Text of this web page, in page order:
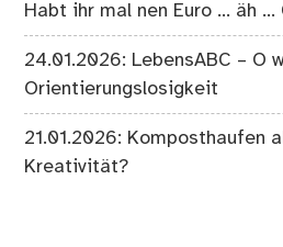
Habt ihr mal nen Euro … äh …
24.01.2026: LebensABC – O
Orientierungslosigkeit
21.01.2026: Komposthaufen
Kreativität?